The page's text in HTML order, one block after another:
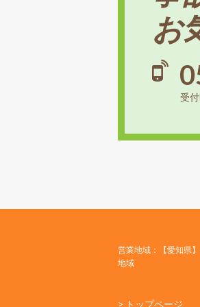
お
受
営業地域：【愛知県
地域
> トップページ